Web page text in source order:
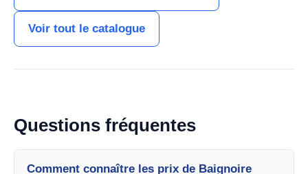
Voir tout le catalogue
Questions fréquentes
Comment connaître les prix de Baignoire